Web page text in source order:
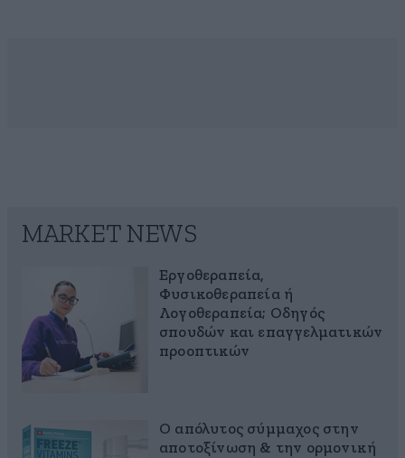
MARKET NEWS
Εργοθεραπεία,
Φυσικοθεραπεία ή
Λογοθεραπεία; Οδηγός
σπουδών και επαγγελματικών
προοπτικών
Ο απόλυτος σύμμαχος στην
αποτοξίνωση & την ορμονική